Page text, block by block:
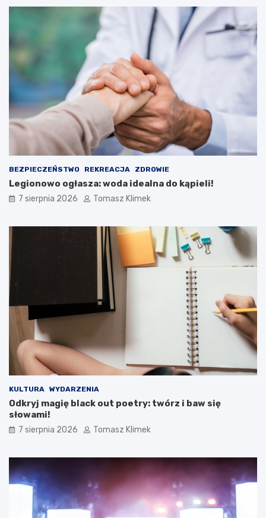
BEZPIECZEŃSTWO REKREACJA ZDROWIE
Legionowo ogłasza: woda idealna do kąpieli!
7 sierpnia 2026 Tomasz Klimek
KULTURA WYDARZENIA
Odkryj magię black out poetry: twórz i baw się
słowami!
7 sierpnia 2026 Tomasz Klimek